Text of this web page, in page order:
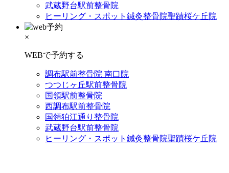
武蔵野台駅前整骨院
ヒーリング・スポット鍼灸整骨院聖蹟桜ケ丘院
×
WEBで予約する
調布駅前整骨院 南口院
つつじヶ丘駅前整骨院
国領駅前整骨院
西調布駅前整骨院
国領狛江通り整骨院
武蔵野台駅前整骨院
ヒーリング・スポット鍼灸整骨院聖蹟桜ケ丘院